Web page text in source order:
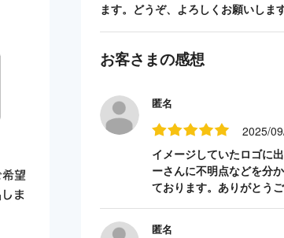
ます。どうぞ、よろしくお願いします
お客さまの感想
匿名
2025/
イメージしていたロゴに
ーさんに不明点などを分
ております。ありがとうご
匿名